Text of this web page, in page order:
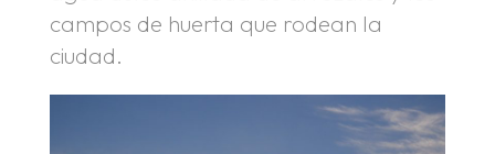
campos de huerta que rodean la
ciudad.